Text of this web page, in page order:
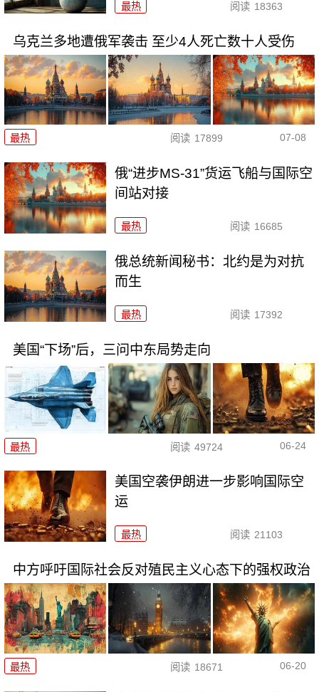
最热 阅读 18363
乌克兰多地遭俄军袭击 至少4人死亡数十人受伤
最热 阅读 17899 07-08
俄“进步MS-31”货运飞船与国际空
间站对接
最热 阅读 16685
俄总统新闻秘书：北约是为对抗
而生
最热 阅读 17392
美国“下场”后，三问中东局势走向
最热 阅读 49724 06-24
美国空袭伊朗进一步影响国际空
运
最热 阅读 21103
中方呼吁国际社会反对殖民主义心态下的强权政治
最热 阅读 18671 06-20